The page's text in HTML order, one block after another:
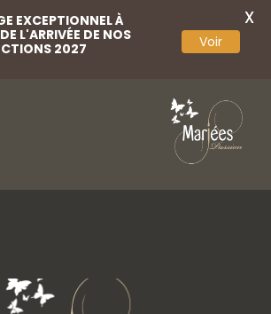
EXCEPTIONNEL À
L'ARRIVÉE DE NOS
2027
Voir
X